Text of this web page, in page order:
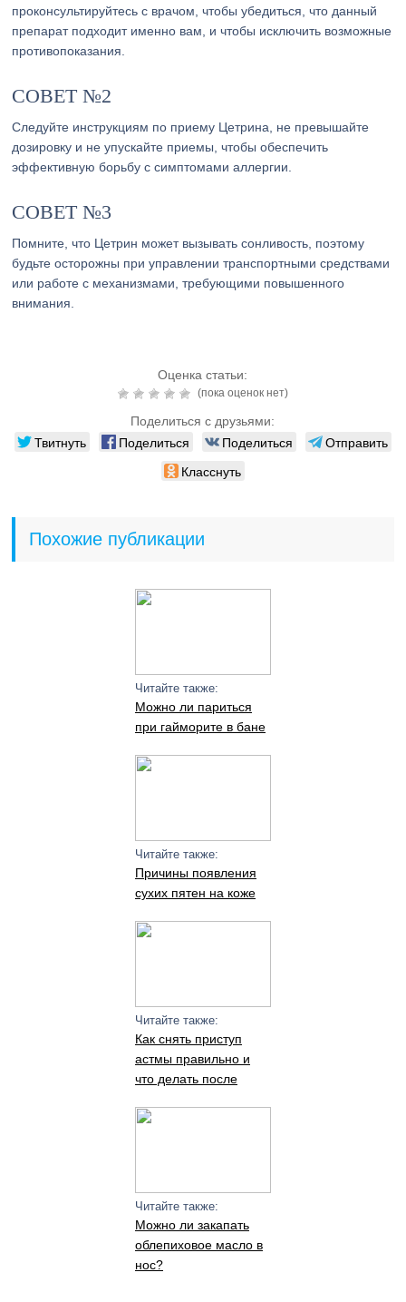
проконсультируйтесь с врачом, чтобы убедиться, что данный
препарат подходит именно вам, и чтобы исключить возможные
противопоказания.
СОВЕТ №2
Следуйте инструкциям по приему Цетрина, не превышайте
дозировку и не упускайте приемы, чтобы обеспечить
эффективную борьбу с симптомами аллергии.
СОВЕТ №3
Помните, что Цетрин может вызывать сонливость, поэтому
будьте осторожны при управлении транспортными средствами
или работе с механизмами, требующими повышенного
внимания.
Оценка статьи:
(пока оценок нет)
Поделиться с друзьями:
Твитнуть Поделиться Поделиться
Отправить
Класснуть
Похожие публикации
Читайте также:
Можно ли париться
при гайморите в бане
Читайте также:
Причины появления
сухих пятен на коже
Читайте также:
Как снять приступ
астмы правильно и
что делать после
Читайте также:
Можно ли закапать
облепиховое масло в
нос?